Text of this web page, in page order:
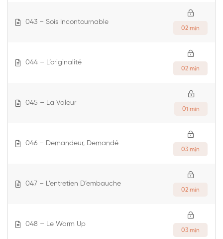
043 – Sois Incontournable
02 min
044 – L’originalité
02 min
045 – La Valeur
01 min
046 – Demandeur, Demandé
03 min
047 – L’entretien D’embauche
02 min
048 – Le Warm Up
03 min